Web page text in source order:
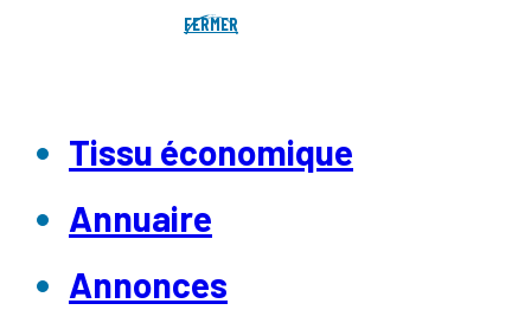
FERMER
Tissu économique
Annuaire
Annonces